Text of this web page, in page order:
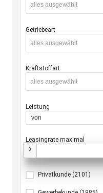
alles ausgewählt
Getriebeart
alles ausgewählt
Kraftstoffart
alles ausgewählt
Leistung
Leasingrate maximal
0
Privatkunde (2101)